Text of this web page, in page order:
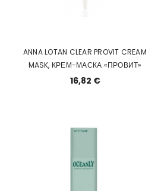
ANNA LOTAN CLEAR PROVIT CREAM
MASK, КРЕМ-МАСКА «ПРОВИТ»
16,82 €